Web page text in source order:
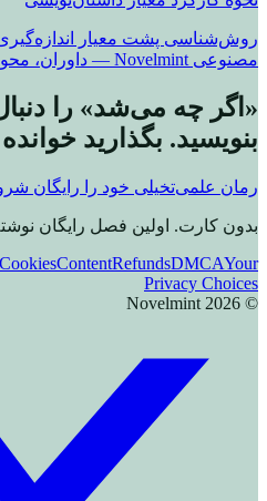
روش‌شناسی پشت معیار
مصنوعی Novelmint — داوران، محورها، و کاهش اطمینان.
«اگر چه می‌شد» را دنبال
بنویسید. بگذارید
رمان علمی‌تخیلی خود را رایگان
بدون کارت. اولین فصل رایگان
CookiesContentRefundsDMCAYour
Privacy Choices
©
2026